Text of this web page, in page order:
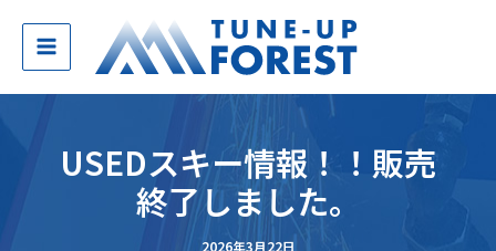
ス
USEDスキー情報！！販売
終了しました。
2026年3月22日